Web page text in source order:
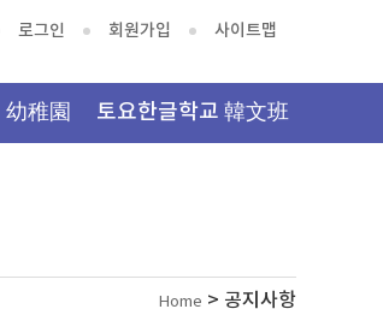
로그인 회원가입 사이트맵
幼稚園 토요한글학교 韓文班
Home > 공지사항